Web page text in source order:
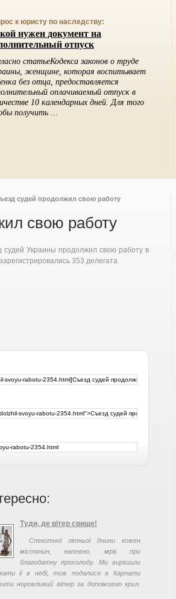
к юристу по наследству:
судей продолжил свою работу
свою работу
судей Украины продолжил свою работу в
353 делегата.
Туди, де вітер свище!
Спекотної літньої днини кожен
містянин, напевно, мріє про
благодатну прохолоду. Ми вирішили
її в небі, тож подалися в Карпати
норовливий вітер за допомогою крил.